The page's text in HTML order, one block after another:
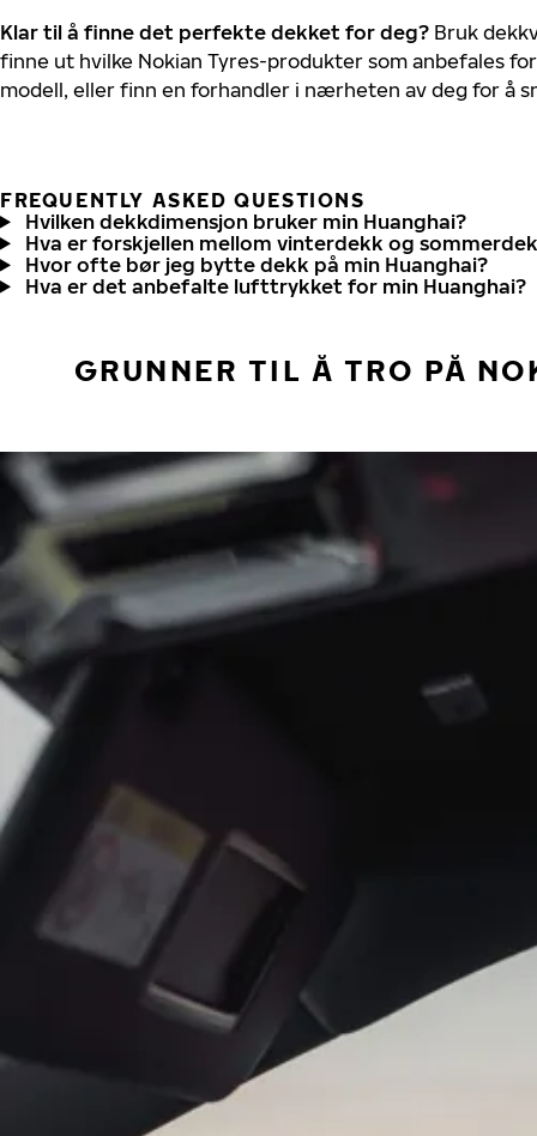
Klar til å finne det perfekte dekket for deg? Bruk
finne ut hvilke Nokian Tyres-produkter som anbefales
modell, eller finn en forhandler i nærheten av deg for å
FREQUENTLY ASKED QUESTIONS
Hvilken dekkdimensjon bruker min Huanghai?
Hva er forskjellen mellom vinterdekk og
Hvor ofte bør jeg bytte dekk på min Huanghai?
Hva er det anbefalte lufttrykket for min Huanghai?
GRUNNER TIL Å TRO PÅ